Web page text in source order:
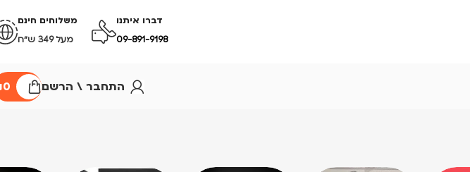
דברו איתנו
09-891-9198
משלוחים חינם
מעל 349 ש״ח
התחבר \ הרשם 0